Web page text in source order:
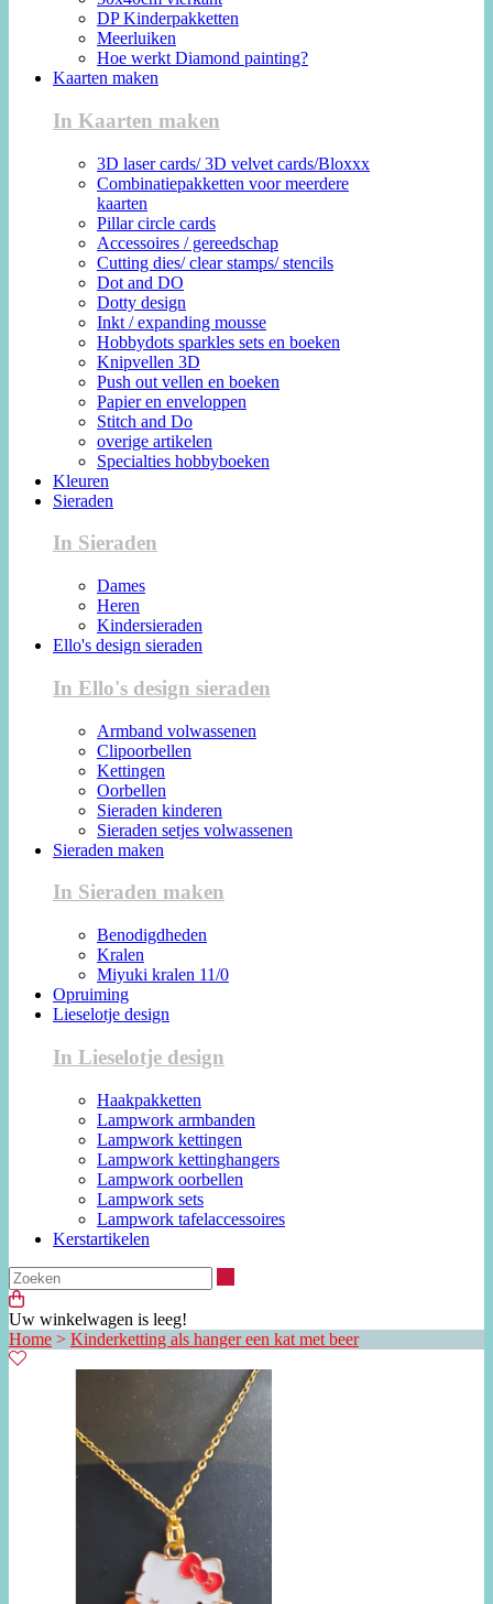
DP Kinderpakketten
Meerluiken
Hoe werkt Diamond painting?
Kaarten maken
In Kaarten maken
3D laser cards/ 3D velvet cards/Bloxxx
Combinatiepakketten voor meerdere
kaarten
Pillar circle cards
Accessoires / gereedschap
Cutting dies/ clear stamps/ stencils
Dot and DO
Dotty design
Inkt / expanding mousse
Hobbydots sparkles sets en boeken
Knipvellen 3D
Push out vellen en boeken
Papier en enveloppen
Stitch and Do
overige artikelen
Specialties hobbyboeken
Kleuren
Sieraden
In Sieraden
Dames
Heren
Kindersieraden
Ello's design sieraden
In Ello's design sieraden
Armband volwassenen
Clipoorbellen
Kettingen
Oorbellen
Sieraden kinderen
Sieraden setjes volwassenen
Sieraden maken
In Sieraden maken
Benodigdheden
Kralen
Miyuki kralen 11/0
Opruiming
Lieselotje design
In Lieselotje design
Haakpakketten
Lampwork armbanden
Lampwork kettingen
Lampwork kettinghangers
Lampwork oorbellen
Lampwork sets
Lampwork tafelaccessoires
Kerstartikelen
Uw winkelwagen is leeg!
Home > Kinderketting als hanger een kat met beer